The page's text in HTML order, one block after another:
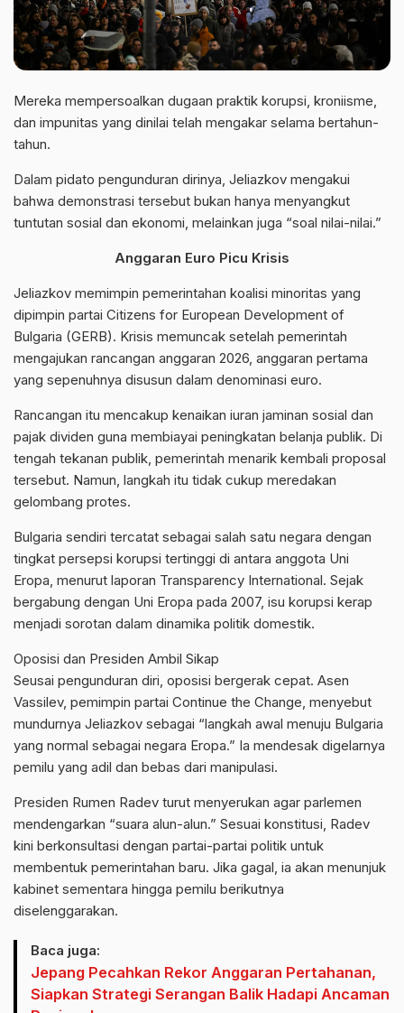
Mereka mempersoalkan dugaan praktik korupsi, kroniisme,
dan impunitas yang dinilai telah mengakar selama bertahun-
tahun.
Dalam pidato pengunduran dirinya, Jeliazkov mengakui
bahwa demonstrasi tersebut bukan hanya menyangkut
tuntutan sosial dan ekonomi, melainkan juga “soal nilai-nilai.”
Anggaran Euro Picu Krisis
Jeliazkov memimpin pemerintahan koalisi minoritas yang
dipimpin partai Citizens for European Development of
Bulgaria (GERB). Krisis memuncak setelah pemerintah
mengajukan rancangan anggaran 2026, anggaran pertama
yang sepenuhnya disusun dalam denominasi euro.
Rancangan itu mencakup kenaikan iuran jaminan sosial dan
pajak dividen guna membiayai peningkatan belanja publik. Di
tengah tekanan publik, pemerintah menarik kembali proposal
tersebut. Namun, langkah itu tidak cukup meredakan
gelombang protes.
Bulgaria sendiri tercatat sebagai salah satu negara dengan
tingkat persepsi korupsi tertinggi di antara anggota Uni
Eropa, menurut laporan Transparency International. Sejak
bergabung dengan Uni Eropa pada 2007, isu korupsi kerap
menjadi sorotan dalam dinamika politik domestik.
Oposisi dan Presiden Ambil Sikap
Seusai pengunduran diri, oposisi bergerak cepat. Asen
Vassilev, pemimpin partai Continue the Change, menyebut
mundurnya Jeliazkov sebagai “langkah awal menuju Bulgaria
yang normal sebagai negara Eropa.” Ia mendesak digelarnya
pemilu yang adil dan bebas dari manipulasi.
Presiden Rumen Radev turut menyerukan agar parlemen
mendengarkan “suara alun-alun.” Sesuai konstitusi, Radev
kini berkonsultasi dengan partai-partai politik untuk
membentuk pemerintahan baru. Jika gagal, ia akan menunjuk
kabinet sementara hingga pemilu berikutnya
diselenggarakan.
Baca juga:
Jepang Pecahkan Rekor Anggaran Pertahanan,
Siapkan Strategi Serangan Balik Hadapi Ancaman